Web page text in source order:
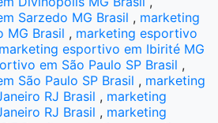
Sarzedo MG Brasil , marketing
MG Brasil , marketing esportivo
marketing esportivo em Ibirité MG
em São Paulo SP Brasil ,
São Paulo SP Brasil , marketing
RJ Brasil , marketing
RJ Brasil , marketing